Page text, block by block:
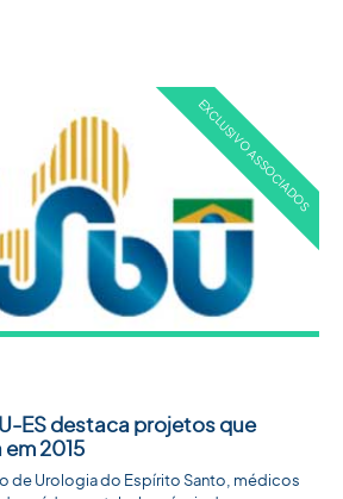
ES destaca projetos que
2015
de Urologia do Espírito Santo, médicos